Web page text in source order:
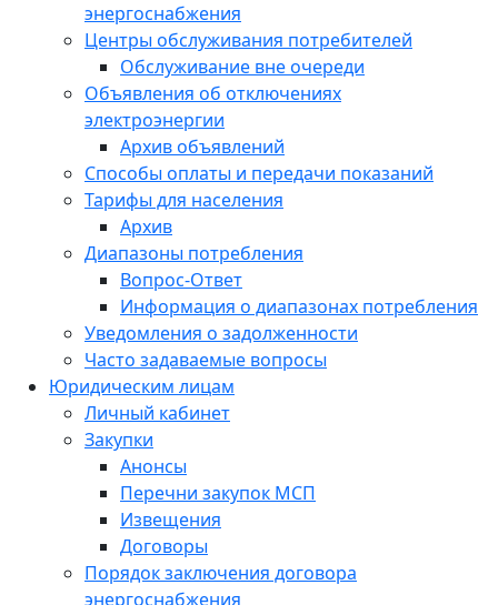
энергоснабжения
Центры обслуживания потребителей
Обслуживание вне очереди
Объявления об отключениях
электроэнергии
Архив объявлений
Способы оплаты и передачи показаний
Тарифы для населения
Архив
Диапазоны потребления
Вопрос-Ответ
Информация о диапазонах потребления
Уведомления о задолженности
Часто задаваемые вопросы
Юридическим лицам
Личный кабинет
Закупки
Анонсы
Перечни закупок МСП
Извещения
Договоры
Порядок заключения договора
энергоснабжения